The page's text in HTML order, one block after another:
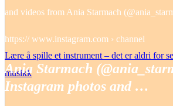
Lære å spille et instrument – det er aldri for
musikk
and videos from Ania Starmach
https:// www.instagram.com › channel
Ania Starmach
Instagram photos and …